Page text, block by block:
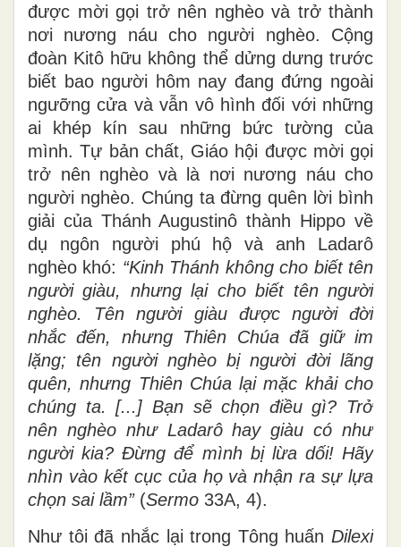
được mời gọi trở nên nghèo và trở thành
nơi nương náu cho người nghèo. Cộng
đoàn Kitô hữu không thể dửng dưng trước
biết bao người hôm nay đang đứng ngoài
ngưỡng cửa và vẫn vô hình đối với những
ai khép kín sau những bức tường của
mình. Tự bản chất, Giáo hội được mời gọi
trở nên nghèo và là nơi nương náu cho
người nghèo. Chúng ta đừng quên lời bình
giải của Thánh Augustinô thành Hippo về
dụ ngôn người phú hộ và anh Ladarô
nghèo khó: “Kinh Thánh không cho biết tên
người giàu, nhưng lại cho biết tên người
nghèo. Tên người giàu được người đời
nhắc đến, nhưng Thiên Chúa đã giữ im
lặng; tên người nghèo bị người đời lãng
quên, nhưng Thiên Chúa lại mặc khải cho
chúng ta. [...] Bạn sẽ chọn điều gì? Trở
nên nghèo như Ladarô hay giàu có như
người kia? Đừng để mình bị lừa dối! Hãy
nhìn vào kết cục của họ và nhận ra sự lựa
chọn sai lầm”(Sermo 33A, 4).
Như tôi đã nhắc lại trong Tông huấn Dilexi